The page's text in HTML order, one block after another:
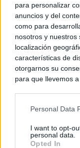
para personalizar
anuncios y del
como para
nosotros y nuestros
localización
características de
otorgarnos su
para que llevemos
negar su
de su
rechazar tal
Personal Data
I want to opt-
personal data.
Opted In